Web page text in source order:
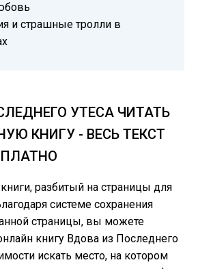
и страшные тролли в
УТЕСА ЧИТАТЬ
КНИГУ - ВЕСЬ ТЕКСТ
разбитый на страницы для
системе сохранения
страницы, вы можете
книгу Вдова из Последнего
искать место, на котором